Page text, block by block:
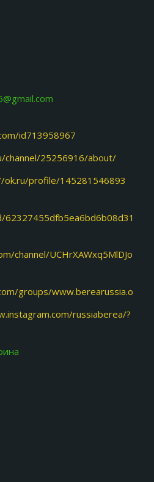
id713958967
channel/25256916/about/
ok.ru/profile/145281546893
62327455dfb5ea6bd6b08d31
channel/
groups/www.berearussia.org/
russiaberea/?